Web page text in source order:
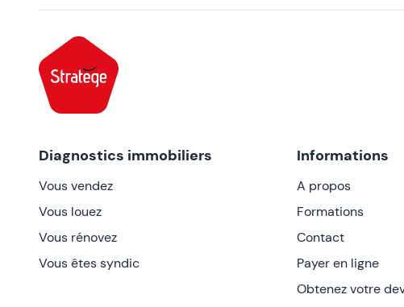
Diagnostics immobiliers
Vous vendez
Vous louez
Vous rénovez
Vous êtes syndic
Informations
A propos
Formations
Contact
Payer en ligne
Obtenez votre